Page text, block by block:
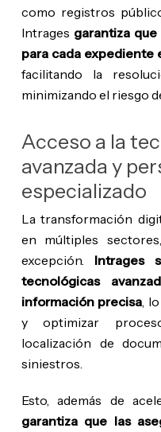
como registros
Intrages garantiza
para cada expediente
facilitando la
minimizando el riesgo
Acceso a la
avanzada y
especializado
La transformación
en múltiples
excepción. Intrages
tecnológicas
información precisa,
y optimizar
localización de
siniestros.
Esto, además de
garantiza que las